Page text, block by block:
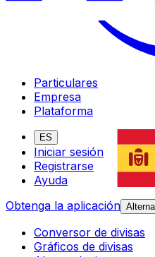
Particulares
Empresa
Plataforma
ES
Iniciar sesión
Registrarse
Ayuda
Obtenga la aplicación
Conversor de divisas
Gráficos de divisas